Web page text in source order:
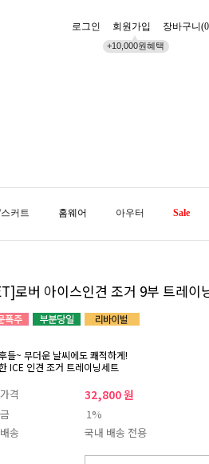
로그인 회원가입
+10,000원혜택
장바구니(0
커트 홈웨어 아우터 Sale
로버 아이스인견 조거 9부 트레이
들~ 무더운 날씨에도 쾌적하게!
ICE 인견 조거 트레이닝세트
격 32,800 원
1%
송
국내 배송 전용